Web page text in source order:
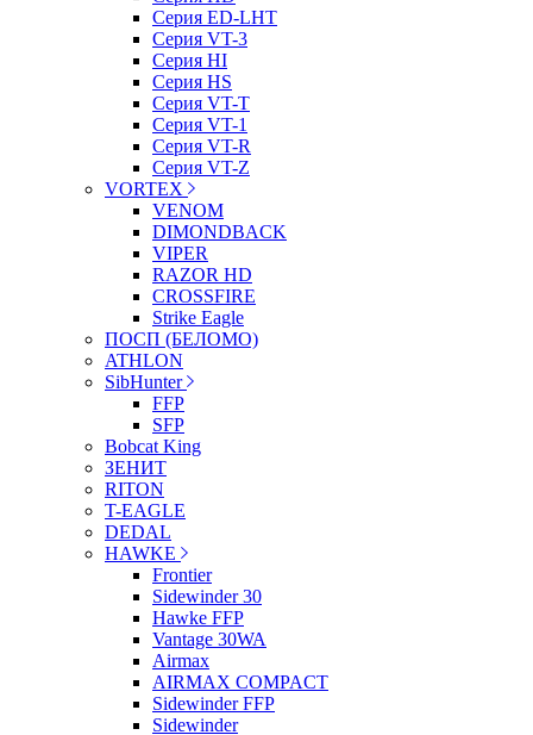
Серия ED-LHT
Серия VT-3
Серия HI
Серия HS
Серия VT-T
Серия VT-1
Серия VT-R
Серия VT-Z
VORTEX
VENOM
DIMONDBACK
VIPER
RAZOR HD
CROSSFIRE
Strike Eagle
ПОСП (БЕЛОМО)
ATHLON
SibHunter
FFP
SFP
Bobcat King
ЗЕНИТ
RITON
T-EAGLE
DEDAL
HAWKE
Frontier
Sidewinder 30
Hawke FFP
Vantage 30WA
Airmax
AIRMAX COMPACT
Sidewinder FFP
Sidewinder